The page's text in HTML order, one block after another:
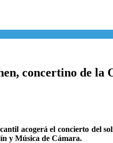
concertino de la
acogerá el concierto
y Música de Cámara.